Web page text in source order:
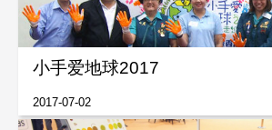
小手爱地球2017
2017-07-02